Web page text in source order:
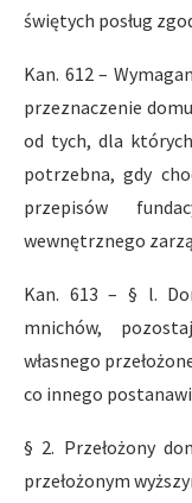
świętych posług
Kan. 612 –
przeznaczenie
od tych, dla
potrzebna, gdy
przepisów
wewnętrznego
Kan. 613 – § l.
mnichów,
własnego
co innego
§ 2. Przełożony
przełożonym